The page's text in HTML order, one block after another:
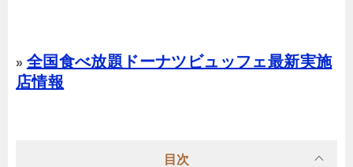
» 全国食べ放題ドーナツビュッフェ最新実施
店情報
目次